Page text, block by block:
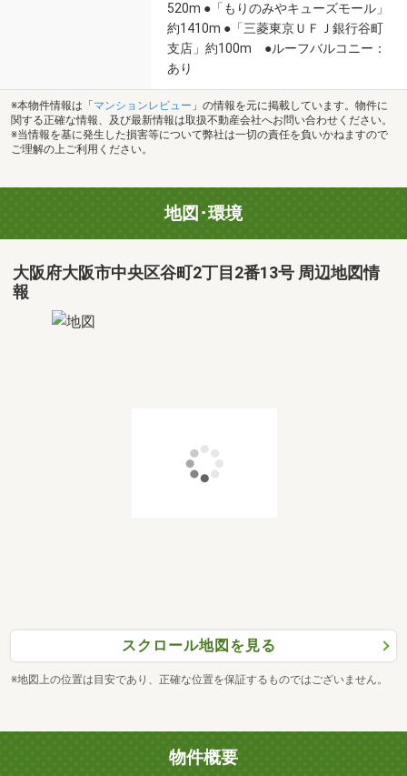
520m ●「もりのみやキューズモール」
約1410m ●「三菱東京ＵＦＪ銀行谷町
支店」約100m ●ルーフバルコニー：
あり
※本物件情報は「 マンションレビュー 」の情報を元に掲載しています。物件に
関する正確な情報、及び最新情報は取扱不動産会社へお問い合わせください。
※当情報を基に発生した損害等について弊社は一切の責任を負いかねますので
ご理解の上ご利用ください。
地図･環境
大阪府大阪市中央区谷町2丁目2番13号 周辺地図情
報
スクロール地図を見る
※地図上の位置は目安であり、正確な位置を保証するものではございません。
物件概要